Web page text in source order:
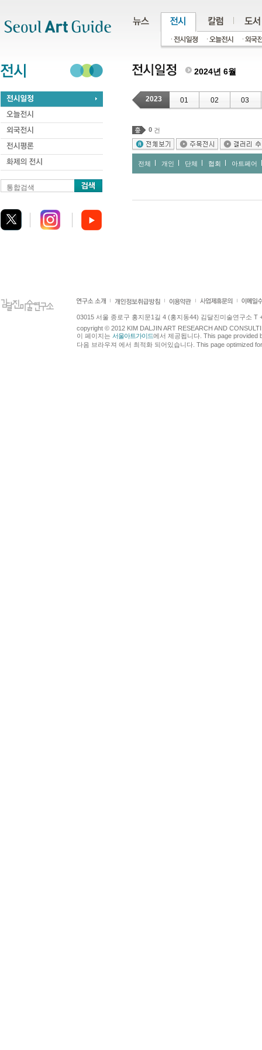
통합검색
2024년 6월
2023 01 02 03
0 건
전체 개인 단체 협회 아트페어
03015 서울 종로구 홍지문1길 4 (홍지동44) 김달진미술연구소 T
copyright © 2012 KIM DALJIN ART RESEARCH AND
이 페이지는 서울아트가이드에서 제공됩니다. This page provided
다음 브라우져 에서 최적화 되어있습니다. This page optimized